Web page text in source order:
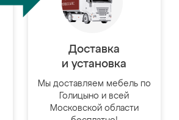
Доставка
и установка
Мы доставляем мебель по
Голицыно и всей
Московской области